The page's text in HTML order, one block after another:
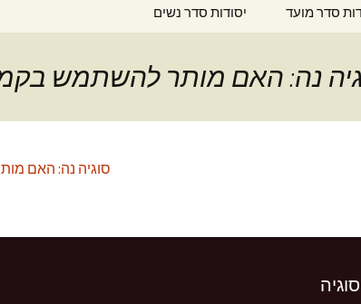
סדר מועד יסודות סדר נשים
נה: האם מותר להשתמש
סוגיה נה: האם